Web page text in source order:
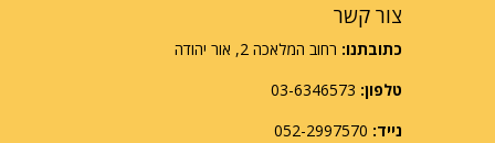
צור קשר
כתובתנו: רחוב המלאכה 2, אור יהודה
טלפון:
נייד: